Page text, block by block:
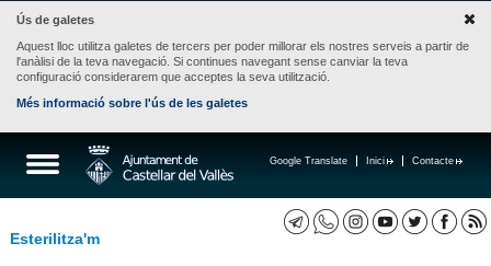
Ús de galetes
Aquest lloc utilitza galetes de tercers per poder millorar els nostres serveis a partir de
l'anàlisi de la teva navegació. Si continues navegant sense canviar la teva
configuració considerarem que acceptes la seva utilització.
Més informació sobre l'ús de les galetes
Contacte
Inici
Google Translate
Esterilitza'm